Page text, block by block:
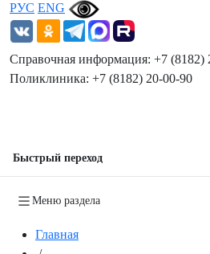
РУС ENG
Справочная информация: +7 (8182)
Поликлиника: +7 (8182) 20-00-90
Быстрый переход
Меню раздела
Главная